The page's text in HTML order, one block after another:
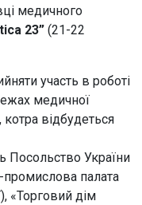
медичного
23” (21-22
участь в роботі
медичної
відбудеться
Посольство України
промислова палата
«Торговий дім